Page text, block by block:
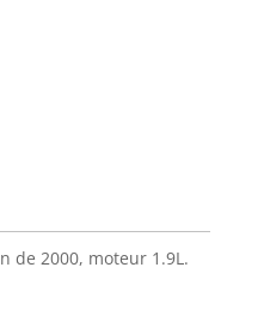
de 2000, moteur 1.9L.